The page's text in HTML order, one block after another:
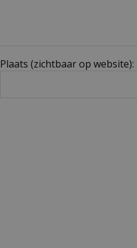
Plaats (zichtbaar op website):